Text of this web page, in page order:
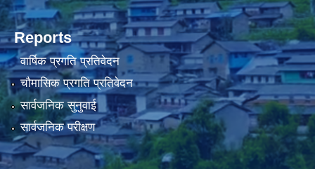
Reports
वार्षिक प्रगति प्रतिवेदन
चौमासिक प्रगति प्रतिवेदन
सार्वजनिक सुनुवाई
सार्वजनिक परीक्षण